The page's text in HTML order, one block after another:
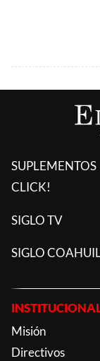
SUPLEMENTOS
CLICK!
SIGLO TV
SIGLO
Misión
Directivos